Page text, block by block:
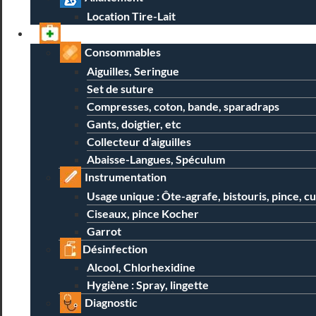
Location Tire-Lait
Consommables
Aiguilles, Seringue
Set de suture
Compresses, coton, bande, sparadraps
Gants, doigtier, etc
Collecteur d’aiguilles
Abaisse-Langues, Spéculum
Instrumentation
Usage unique : Ôte-agrafe, bistouris, pince,
Ciseaux, pince Kocher
Garrot
Désinfection
Alcool, Chlorhexidine
Hygiène : Spray, lingette
Diagnostic